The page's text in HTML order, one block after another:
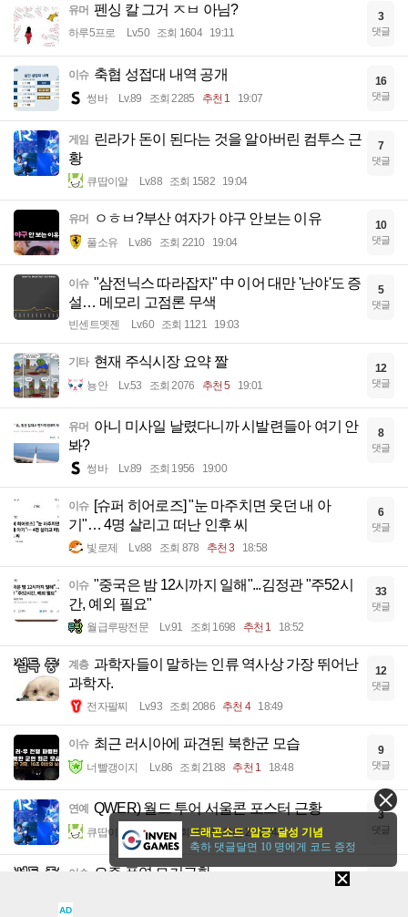
유머 펜싱 칼 그거 ㅈㅂ 아님?
하루5프로 Lv.50 조회 1604 19:11
3
댓글
이슈 축협 성접대 내역 공개
썽바 Lv.89 조회 2285 추천 1 19:07
16
댓글
게임 린라가 돈이 된다는 것을 알아버린 컴투스 근
황
큐땁이알 Lv.88 조회 1582 19:04
7
댓글
유머 ㅇㅎㅂ?부산 여자가 야구 안보는 이유
풀소유 Lv.86 조회 2210 19:04
10
댓글
이슈 "삼전닉스 따라잡자" 中 이어 대만 '난야'도 증
설… 메모리 고점론 무색
빈센트멧젠 Lv.60 조회 1121 19:03
5
댓글
기타 현재 주식시장 요약 짤
뇽안 Lv.53 조회 2076 추천 5 19:01
12
댓글
유머 아니 미사일 날렸다니까 시발련들아 여기 안
봐?
썽바 Lv.89 조회 1956 19:00
8
댓글
이슈 [슈퍼 히어로즈] "눈 마주치면 웃던 내 아
기"… 4명 살리고 떠난 인후 씨
빛로제 Lv.88 조회 878 추천 3 18:58
6
댓글
이슈 "중국은 밤 12시까지 일해"...김정관 "주52시
간, 예외 필요"
월급루팡전문 Lv.91 조회 1698 추천 1 18:52
33
댓글
계층 과학자들이 말하는 인류 역사상 가장 뛰어난
과학자.
전자팔찌 Lv.93 조회 2086 추천 4 18:49
12
댓글
이슈 최근 러시아에 파견된 북한군 모습
너빨갱이지 Lv.86 조회 2188 추천 1 18:48
9
댓글
연예 QWER) 월드 투어 서울콘 포스터 근황
큐땁이알 Lv.88 조회 1044 추천 2 18:48
3
댓글
이슈 요즘 폭염 모기근황.
AD
드래곤소드 '압긍' 달성 기념
축하 댓글달면 10 명에게 코드 증정